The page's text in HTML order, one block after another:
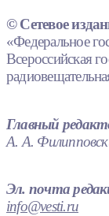
© Сетевое
«Федеральное
Всероссийская
Главный
А. А.
Эл. почта
info@vesti.ru